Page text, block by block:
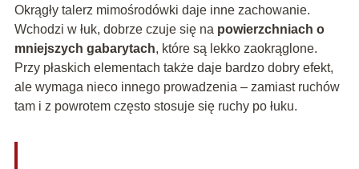
Okrągły talerz mimośrodówki daje inne zachowanie.
Wchodzi w łuk, dobrze czuje się na powierzchniach o
mniejszych gabarytach, które są lekko zaokrąglone.
Przy płaskich elementach także daje bardzo dobry efekt,
ale wymaga nieco innego prowadzenia – zamiast ruchów
tam i z powrotem często stosuje się ruchy po łuku.